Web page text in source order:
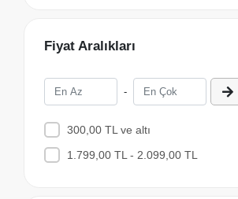
Keeppely Mini Lego
Kum Toys
Let's Be Child
Loz Mini Lego
Fiyat Aralıkları
-
300,00 TL ve altı
1.799,00 TL - 2.099,00 TL